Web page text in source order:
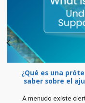
¿Qué es una
saber sobre el
A menudo existe